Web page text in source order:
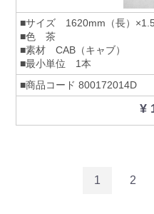
■サイズ 1620mm（長）
■色 茶
■素材 CAB（キャブ）
■最小単位 1本
■商品コード 800172014D
¥
1 2